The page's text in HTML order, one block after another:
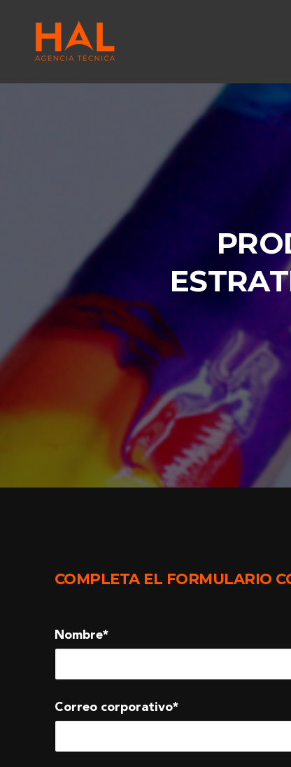
COMPLETA EL FORMULARIO
Nombre*
Correo corporativo*